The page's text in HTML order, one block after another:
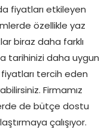
fiyatları etkileyen
özellikle yaz
biraz daha farklı
tarihinizi daha uygun
tercih eden
Firmamız
de bütçe dostu
çalışıyor.